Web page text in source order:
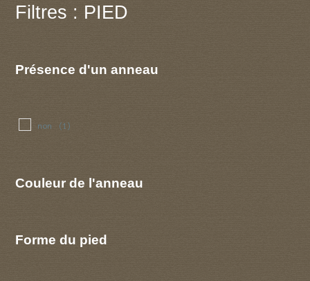
Filtres : PIED
Présence d'un anneau
non (1)
Couleur de l'anneau
Forme du pied